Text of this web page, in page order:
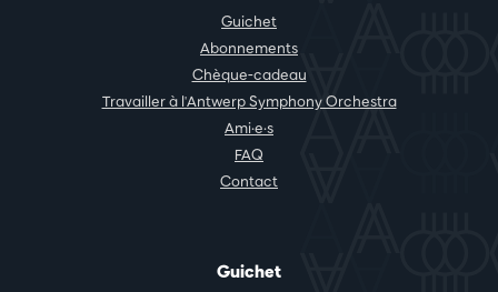
Guichet
Abonnements
Chèque-cadeau
Travailler à l'Antwerp Symphony Orchestra
Ami·e·s
FAQ
Contact
Guichet